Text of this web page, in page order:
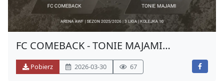
FC COMEBACK - TONIE MAJAMI
(WIOSNA 2026)
Pobierz 2026-03-30 67